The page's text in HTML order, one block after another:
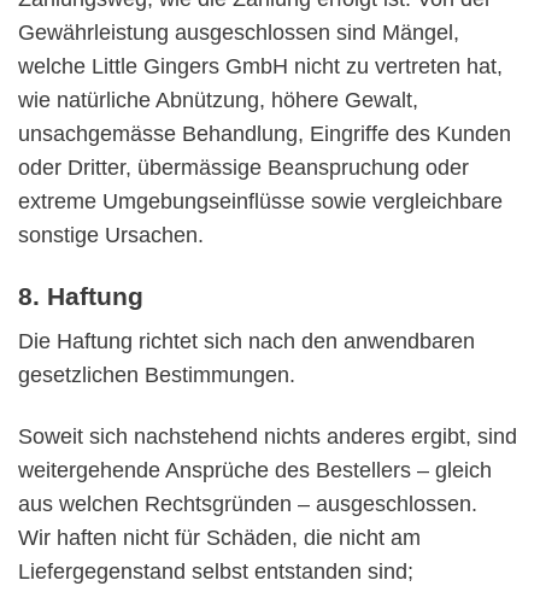
Gewährleistung ausgeschlossen sind Mängel,
welche Little Gingers GmbH nicht zu vertreten hat,
wie natürliche Abnützung, höhere Gewalt,
unsachgemässe Behandlung, Eingriffe des Kunden
oder Dritter, übermässige Beanspruchung oder
extreme Umgebungseinflüsse sowie vergleichbare
sonstige Ursachen.
8. Haftung
Die Haftung richtet sich nach den anwendbaren
gesetzlichen Bestimmungen.
Soweit sich nachstehend nichts anderes ergibt, sind
weitergehende Ansprüche des Bestellers – gleich
aus welchen Rechtsgründen – ausgeschlossen.
Wir haften nicht für Schäden, die nicht am
Liefergegenstand selbst entstanden sind;